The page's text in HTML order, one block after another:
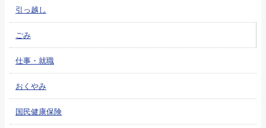
引っ越し
ごみ
仕事・就職
おくやみ
国民健康保険